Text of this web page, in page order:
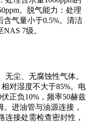
。脱气能力：处理
含气量小于0.5%。清洁
7级。
尘、无腐蚀性气体。
对湿度不大于85%。电
正负10%，频率50赫兹
进油管与油源连接，
连接处需检查密封性，